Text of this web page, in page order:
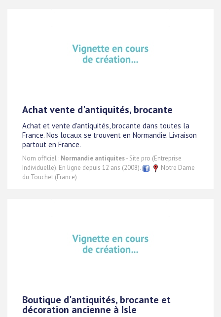
Achat vente d'antiquités, brocante
Achat et vente d'antiquités, brocante dans toutes la
France. Nos locaux se trouvent en Normandie. Livraison
partout en France.
Nom officiel : Normandie antiquites- Site pro (Entreprise
Individuelle). En ligne depuis 12 ans (2008).
Notre Dame
du Touchet (France)
Boutique d'antiquités, brocante et
décoration ancienne à Isle